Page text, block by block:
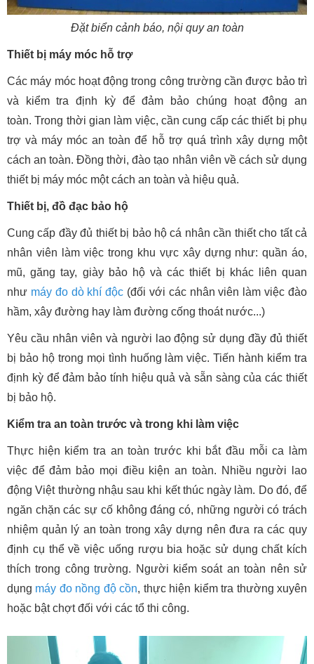
Đặt biển cảnh báo, nội quy an toàn
Thiết bị máy móc hỗ trợ
Các máy móc hoạt động trong công trường cần được bảo trì
và kiểm tra định kỳ để đảm bảo chúng hoạt động an
toàn. Trong thời gian làm việc, cần cung cấp các thiết bị phụ
trợ và máy móc an toàn để hỗ trợ quá trình xây dựng một
cách an toàn. Đồng thời, đào tạo nhân viên về cách sử dụng
thiết bị máy móc một cách an toàn và hiệu quả.
Thiết bị, đồ đạc bảo hộ
Cung cấp đầy đủ thiết bị bảo hộ cá nhân cần thiết cho tất cả
nhân viên làm việc trong khu vực xây dựng như: quần áo,
mũ, găng tay, giày bảo hộ và các thiết bị khác liên quan
như máy đo dò khí độc (đối với các nhân viên làm việc đào
hầm, xây đường hay làm đường cống thoát nước...)
Yêu cầu nhân viên và người lao động sử dụng đầy đủ thiết
bị bảo hộ trong mọi tình huống làm việc. Tiến hành kiểm tra
định kỳ để đảm bảo tính hiệu quả và sẵn sàng của các thiết
bị bảo hộ.
Kiểm tra an toàn trước và trong khi làm việc
Thực hiện kiểm tra an toàn trước khi bắt đầu mỗi ca làm
việc để đảm bảo mọi điều kiện an toàn. Nhiều người lao
động Việt thường nhậu sau khi kết thúc ngày làm. Do đó, để
ngăn chặn các sự cố không đáng có, những người có trách
nhiệm quản lý an toàn trong xây dựng nên đưa ra các quy
định cụ thể về việc uống rượu bia hoặc sử dụng chất kích
thích trong công trường. Người kiểm soát an toàn nên sử
dụng máy đo nồng độ cồn, thực hiện kiểm tra thường xuyên
hoặc bật chợt đối với các tổ thi công.